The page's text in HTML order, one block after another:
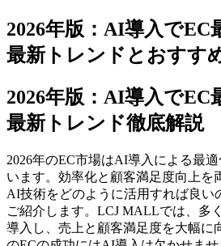
2026年版：AI導入でEC
最新トレンドとおすす
2026年版：AI導入でEC
最新トレンド徹底解説
2026年のEC市場はAI導入による最
います。効率化と顧客満足度向上を
AI技術をどのように活用すれば良い
ご紹介します。LCJ MALLでは、多
導入し、売上と顧客満足度を大幅に